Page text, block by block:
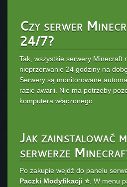
Czy serwer
24/7?
Tak, wszystkie serwery Minecraft
nieprzerwanie 24 godziny na
Serwery są monitorowane
razie awarii. Nie ma potrzeby
komputera włączonego.
Jak zainstalować
serwerze
Po zakupie wejdź do panelu
Paczki Modyfikacji ⭐ . W menu